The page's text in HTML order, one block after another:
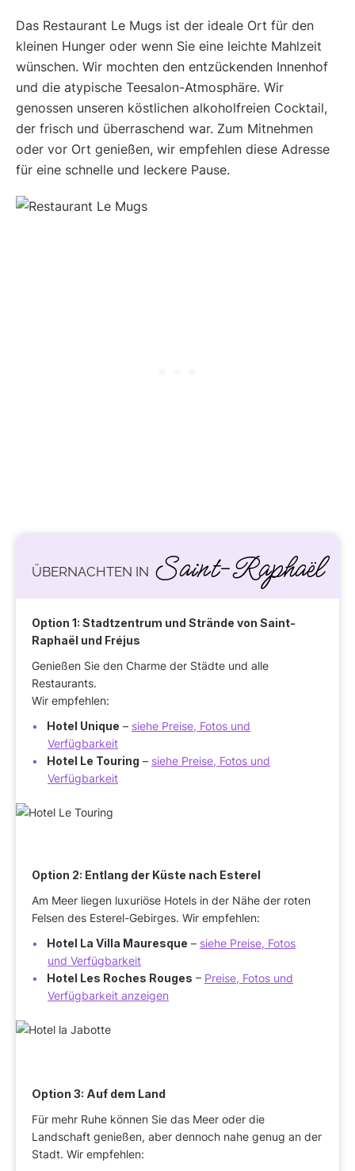
Das Restaurant Le Mugs ist der ideale Ort für den
kleinen Hunger oder wenn Sie eine leichte Mahlzeit
wünschen. Wir mochten den entzückenden Innenhof
und die atypische Teesalon-Atmosphäre. Wir
genossen unseren köstlichen alkoholfreien Cocktail,
der frisch und überraschend war. Zum Mitnehmen
oder vor Ort genießen, wir empfehlen diese Adresse
für eine schnelle und leckere Pause.
ÜBERNACHTEN IN Saint-Raphaël
Option 1: Stadtzentrum und Strände von Saint-
Raphaël und Fréjus
Genießen Sie den Charme der Städte und alle
Restaurants.
Wir empfehlen:
Hotel Unique – siehe Preise, Fotos und
Verfügbarkeit
Hotel Le Touring – siehe Preise, Fotos und
Verfügbarkeit
Option 2: Entlang der Küste nach Esterel
Am Meer liegen luxuriöse Hotels in der Nähe der roten
Felsen des Esterel-Gebirges. Wir empfehlen:
Hotel La Villa Mauresque – siehe Preise, Fotos
und Verfügbarkeit
Hotel Les Roches Rouges – Preise, Fotos und
Verfügbarkeit anzeigen
Option 3: Auf dem Land
Für mehr Ruhe können Sie das Meer oder die
Landschaft genießen, aber dennoch nahe genug an der
Stadt. Wir empfehlen: